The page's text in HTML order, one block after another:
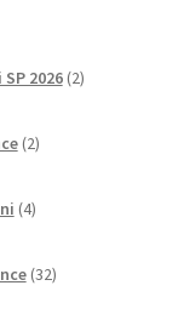
2026 2izdelka
2izdelka
4izdelki
32izdelkov